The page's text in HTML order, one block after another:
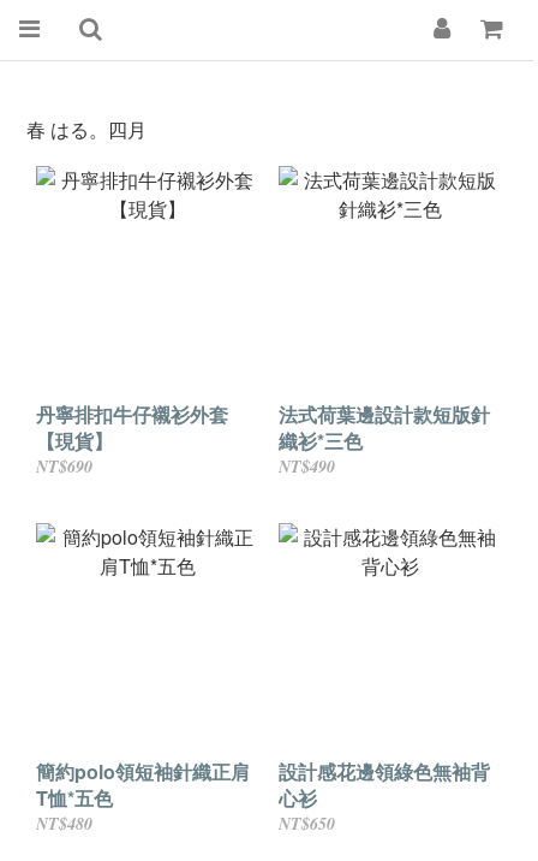
春 はる。四月
丹寧排扣牛仔襯衫外套
【現貨】
NT$690
法式荷葉邊設計款短版針
織衫*三色
NT$490
簡約polo領短袖針織正肩
T恤*五色
NT$480
設計感花邊領綠色無袖背
心衫
NT$650